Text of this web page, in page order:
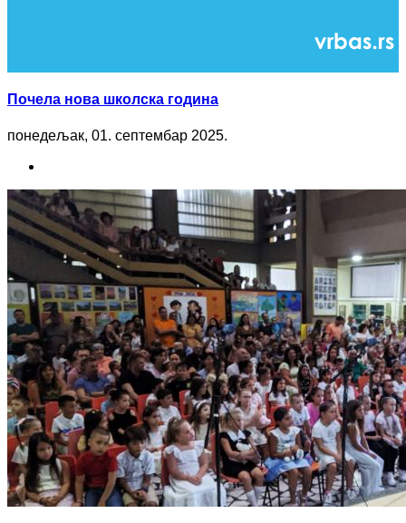
Почела нова школска година
понедељак, 01. септембар 2025.